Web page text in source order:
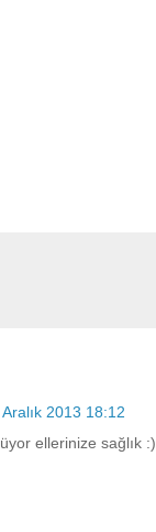
2013 18:12
ellerinize sağlık :)